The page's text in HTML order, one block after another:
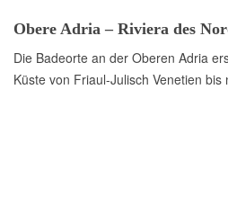
Obere Adria – Riviera des
Die Badeorte an der Oberen Adria
Küste von Friaul-Julisch Venetien